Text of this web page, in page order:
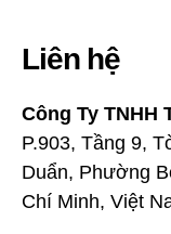
Liên hệ
Công Ty TNHH
P.903, Tầng 9,
Duẩn, Phường
Chí Minh, Việt